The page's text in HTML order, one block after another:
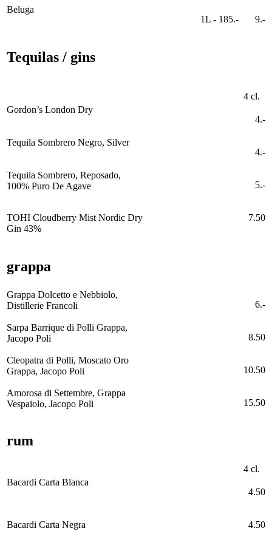
Beluga
1L - 185.-
9.-
Tequilas / gins
4 cl.
Gordon’s London Dry
4.-
Tequila Sombrero Negro, Silver
4.-
Tequila Sombrero, Reposado,
100% Puro De Agave
5.-
TOHI Cloudberry Mist Nordic Dry
Gin 43%
7.50
grappa
Grappa Dolcetto e Nebbiolo,
Distillerie Francoli
6.-
Sarpa Barrique di Polli Grappa,
Jacopo Poli
8.50
Cleopatra di Polli, Moscato Oro
Grappa, Jacopo Poli
10.50
Amorosa di Settembre, Grappa
Vespaiolo, Jacopo Poli
15.50
rum
4 cl.
Bacardi Carta Blanca
4.50
Bacardi Carta Negra 4.50